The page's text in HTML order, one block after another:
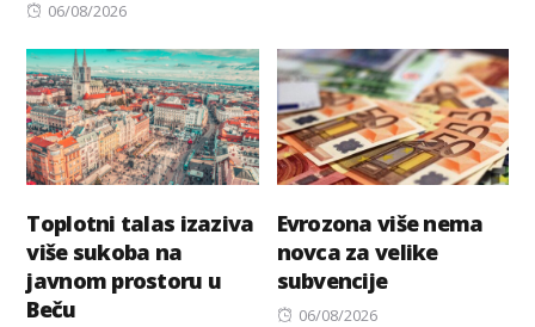
Posted
06/08/2026
Toplotni talas izaziva
više sukoba na
javnom prostoru u
Beču
Evrozona više nema
novca za velike
subvencije
Posted
06/08/2026